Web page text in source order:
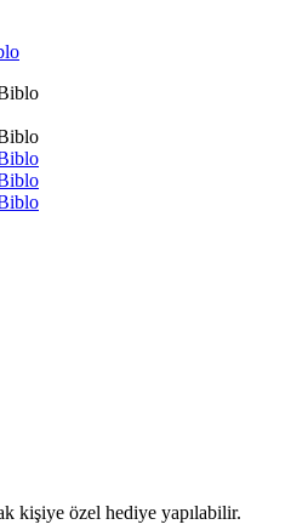
kişiye özel hediye yapılabilir.